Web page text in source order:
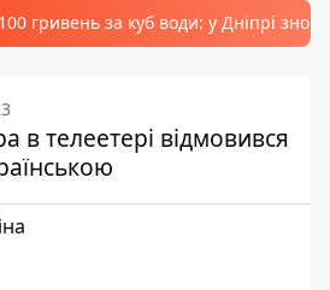
гривень за куб води: у Дніпрі
в телеетері відмовився